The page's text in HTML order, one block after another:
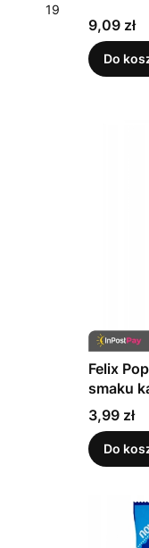
19
Cena
9,09 zł
Do
Felix
smaku
Cena
3,99 zł
Do